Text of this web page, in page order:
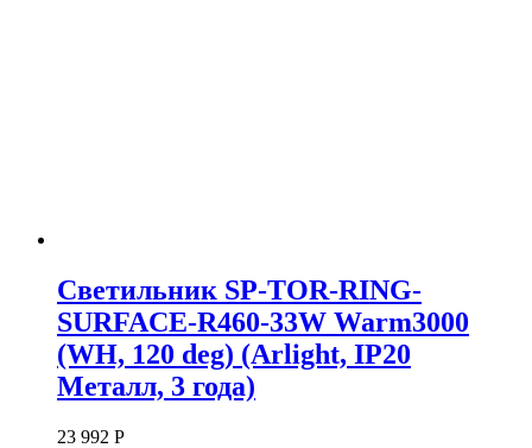
Светильник SP-TOR-RING-
SURFACE-R460-33W Warm3000
(WH, 120 deg) (Arlight, IP20
Металл, 3 года)
23 992 Р